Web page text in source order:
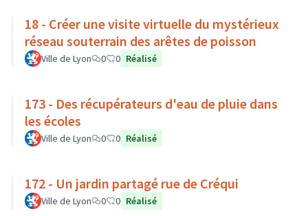
18 - Créer une visite virtuelle du mystérieux
réseau souterrain des arêtes de poisson
Ville de Lyon 0 0 Réalisé
173 - Des récupérateurs d'eau de pluie dans
les écoles
Ville de Lyon 0 0 Réalisé
172 - Un jardin partagé rue de Créqui
Ville de Lyon 0 0 Réalisé